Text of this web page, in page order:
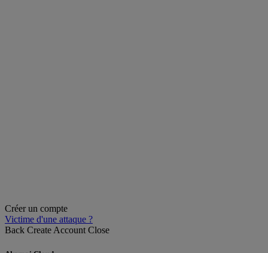
Créer un compte
Victime d'une attaque ?
Back Create Account Close